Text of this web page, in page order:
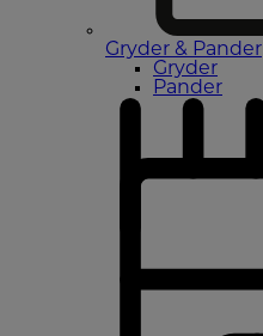
Gryder & Pander
Gryder
Pander